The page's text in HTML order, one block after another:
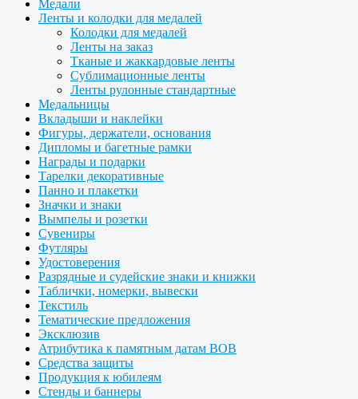
Медали
Ленты и колодки для медалей
Колодки для медалей
Ленты на заказ
Тканые и жаккардовые ленты
Сублимационные ленты
Ленты рулонные стандартные
Медальницы
Вкладыши и наклейки
Фигуры, держатели, основания
Дипломы и багетные рамки
Награды и подарки
Тарелки декоративные
Панно и плакетки
Значки и знаки
Вымпелы и розетки
Сувениры
Футляры
Удостоверения
Разрядные и судейские знаки и книжки
Таблички, номерки, вывески
Текстиль
Тематические предложения
Эксклюзив
Атрибутика к памятным датам ВОВ
Средства защиты
Продукция к юбилеям
Стенды и баннеры